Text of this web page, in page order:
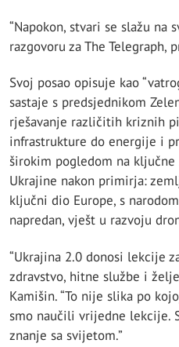
“Napokon, stvari se slažu na
razgovoru za The Telegraph,
Svoj posao opisuje kao
sastaje s predsjednikom
rješavanje različitih kriznih
infrastrukture do energije i
širokim pogledom na
Ukrajine nakon primirja:
ključni dio Europe, s
napredan, vješt u razvoju
“Ukrajina 2.0 donosi lekcije
zdravstvo, hitne službe i
Kamišin. “To nije slika po
smo naučili vrijedne lekcije.
znanje sa svijetom.”